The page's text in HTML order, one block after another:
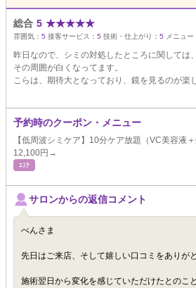
総合 5 ★★★★★
雰囲気： 5 接客サービス： 5 技術・仕上がり： 5 メニュー
昨日なので、シミの対処したところに関しては
その周囲が白くなってます。
こらは、期待大となっており、鏡を見るのが楽
予約時のクーポン・メニュー
【低周波シミケア】10分ケア放題（VC美容液
12,100円→
ｴｽﾃ
サロンからの返信コメント
べんさま
先日はご来店、そして嬉しい口コミをありが
施術翌日から変化を感じていただけたとのこ